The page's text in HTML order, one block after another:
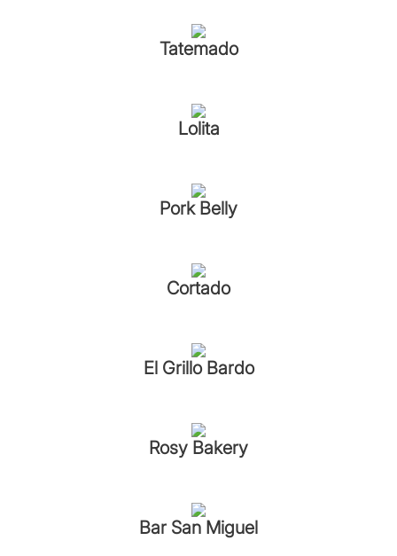
Tatemado
Lolita
Pork Belly
Cortado
El Grillo Bardo
Rosy Bakery
Bar San Miguel